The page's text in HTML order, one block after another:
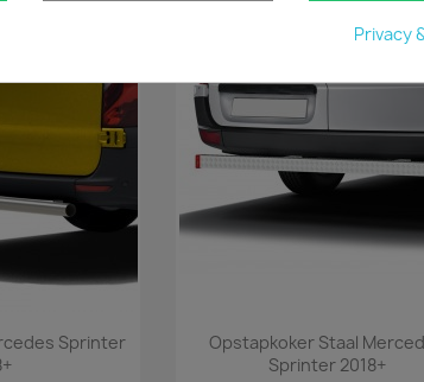
Sprinter
Snel bekijken
Opstapkoker Staal
Sprinter 2018+
Privacy